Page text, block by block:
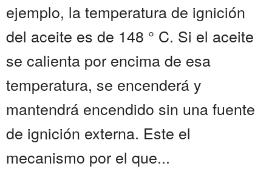
ejemplo, la temperatura de ignición
del aceite es de 148 ° C. Si el aceite
se calienta por encima de esa
temperatura, se encenderá y
mantendrá encendido sin una fuente
de ignición externa. Este el
mecanismo por el que...